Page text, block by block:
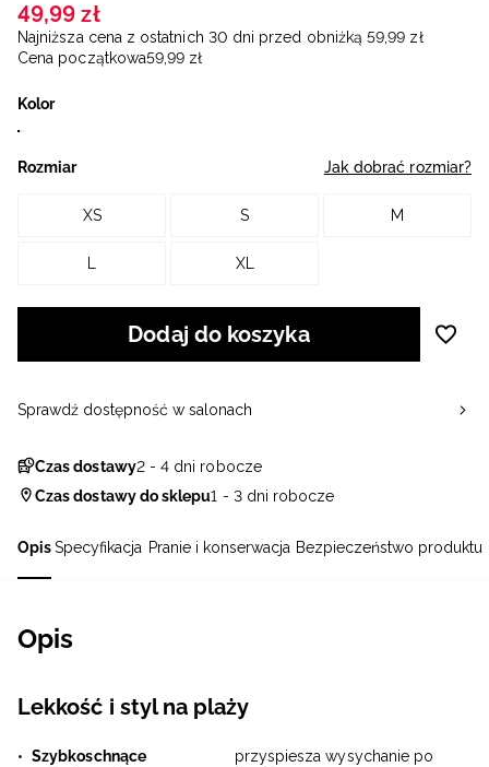
OpisSpecyfikacja Pranie i konserwacja Bezpieczeństwo produktu
Opis
Lekkość i styl na plaży
Szybkoschnące
przyspiesza wysychanie po
49,99 zł
Najniższa cena z ostatnich 30 dni przed obniżką 59,99 zł
Cena początkowa59,99 zł
Kolor
Rozmiar Jak dobrać rozmiar?
XS S M
L XL
Dodaj do koszyka
Czas dostawy2 - 4 dni robocze
Czas dostawy do sklepu1 - 3 dni robocze
Sprawdź dostępność w salonach